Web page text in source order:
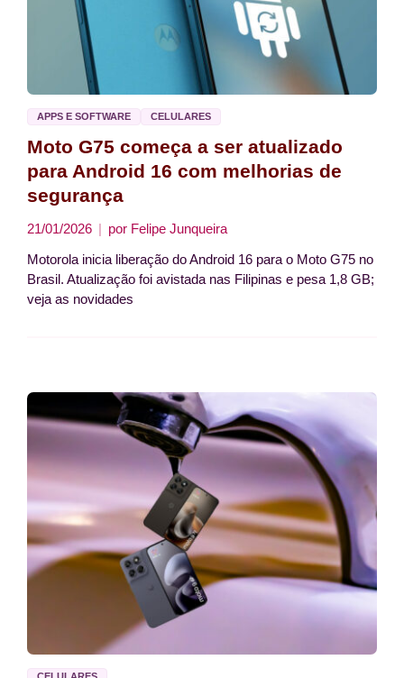
APPS E SOFTWARE CELULARES
Moto G75 começa a ser atualizado
para Android 16 com melhorias de
segurança
21/01/2026 por Felipe Junqueira
Motorola inicia liberação do Android 16 para o Moto G75 no
Brasil. Atualização foi avistada nas Filipinas e pesa 1,8 GB;
veja as novidades